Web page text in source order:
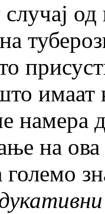
од
имаат
намера
на